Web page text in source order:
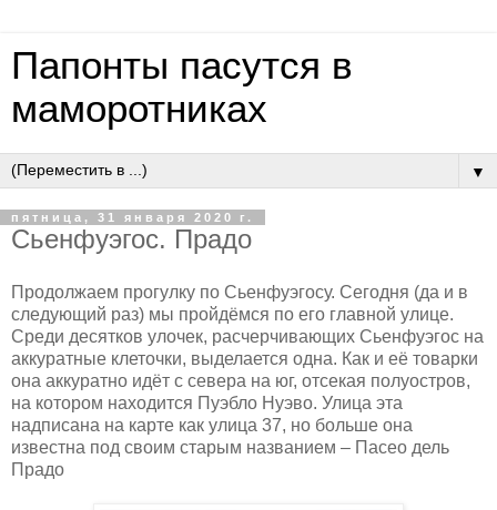
Папонты пасутся в
маморотниках
▼
пятница, 31 января 2020 г.
Сьенфуэгос. Прадо
Продолжаем прогулку по Сьенфуэгосу. Сегодня (да и в
следующий раз) мы пройдёмся по его главной улице.
Среди десятков улочек, расчерчивающих Сьенфуэгос на
аккуратные клеточки, выделается одна. Как и её товарки
она аккуратно идёт с севера на юг, отсекая полуостров,
на котором находится Пуэбло Нуэво. Улица эта
надписана на карте как улица 37, но больше она
известна под своим старым названием – Пасео дель
Прадо